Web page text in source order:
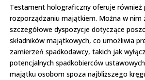
Testament holograficzny oferuje również
rozporządzaniu majątkiem. Można w nim
szczegółowe dyspozycje dotyczące
składników majątkowych, co umożliwia
zamierzeń spadkodawcy, takich jak
potencjalnych spadkobierców
majątku osobom spoza najbliższego